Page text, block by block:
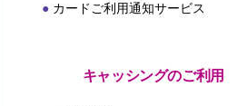
カードご利用通知サービス
キャッシングのご利用